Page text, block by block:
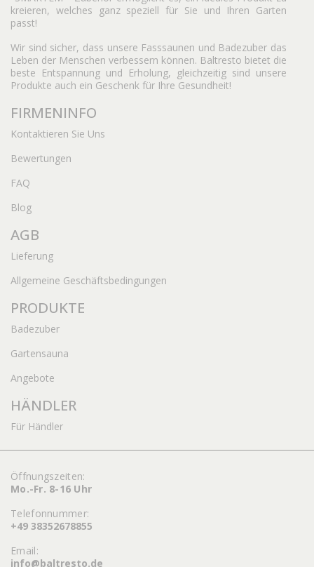
kreieren, welches ganz speziell für Sie und Ihren Garten
passt!
Wir sind sicher, dass unsere Fasssaunen und Badezuber das
Leben der Menschen verbessern können. Baltresto bietet die
beste Entspannung und Erholung, gleichzeitig sind unsere
Produkte auch ein Geschenk für Ihre Gesundheit!
FIRMENINFO
Kontaktieren Sie Uns
Bewertungen
FAQ
Blog
AGB
Lieferung
Allgemeine Geschäftsbedingungen
PRODUKTE
Badezuber
Gartensauna
Angebote
HÄNDLER
Für Händler
Öffnungszeiten:
Mo.-Fr. 8-16 Uhr
Telefonnummer:
+49 38352678855
Email:
info@baltresto.de